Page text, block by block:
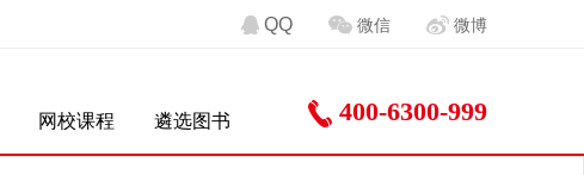
QQ 微信 微博
网校课程 遴选图书 400-6300-999